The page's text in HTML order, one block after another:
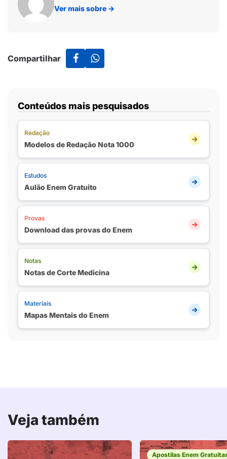
Ver mais sobre →
Compartilhar
Conteúdos mais pesquisados
Redação
Modelos de Redação Nota 1000
Estudos
Aulão Enem Gratuito
Provas
Download das provas do Enem
Notas
Notas de Corte Medicina
Materiais
Mapas Mentais do Enem
Veja também
Apostilas Enem